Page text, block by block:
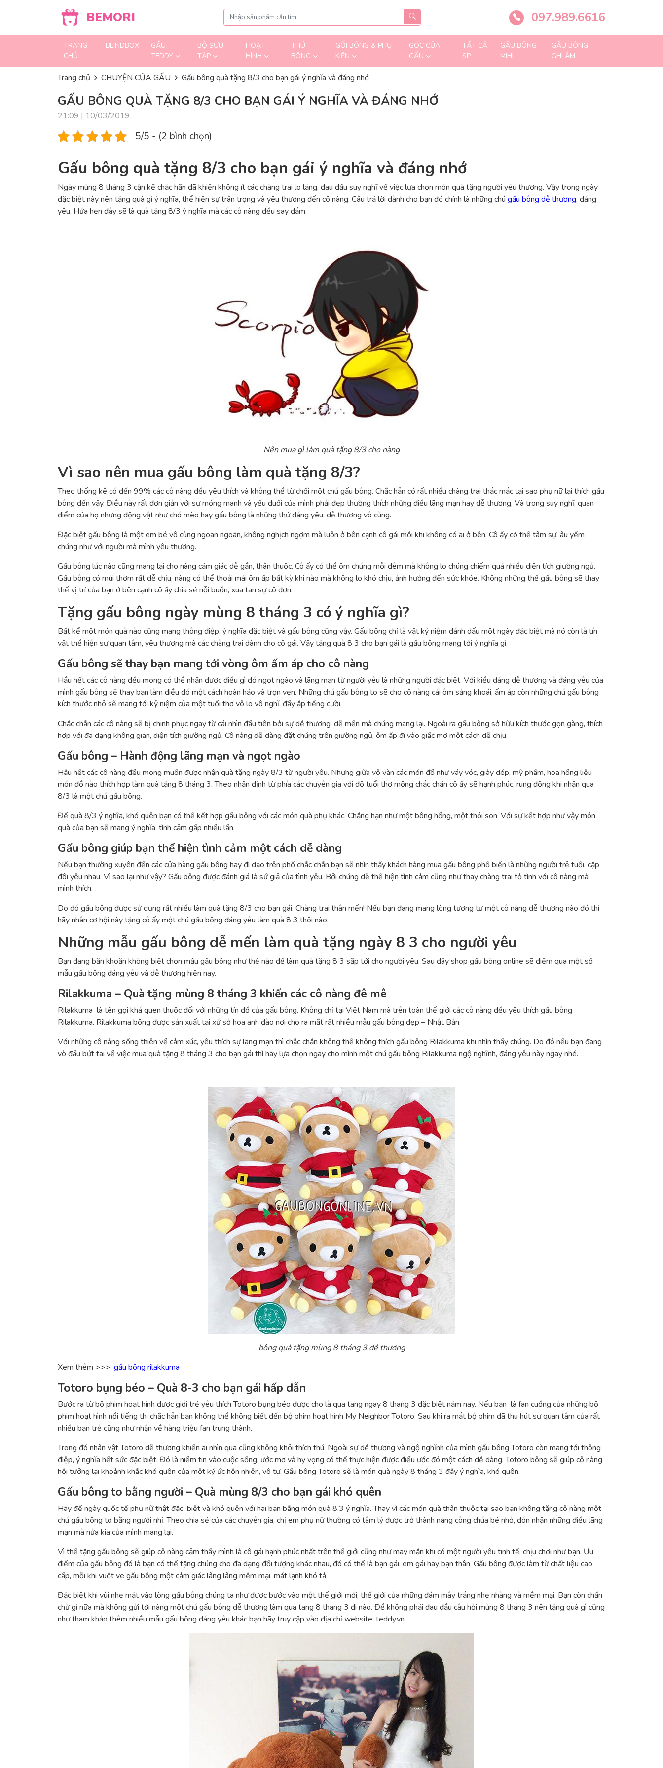
BEMORI 097.989.6616
TRANG
CHỦ
BLINDBOX
GẤU
TEDDY
BỘ SƯU
TẬP
HOẠT
HÌNH
THÚ
BÔNG
GỐI BÔNG & PHỤ
KIỆN
GÓC CỦA
GẤU
TẤT CẢ
SP
GẤU BÔNG
MIHI
GẤU BÔNG
GHI ÂM
Trang chủ CHUYỆN CỦA GẤU Gấu bông quà tặng 8/3 cho bạn gái ý nghĩa và đáng nhớ
GẤU BÔNG QUÀ TẶNG 8/3 CHO BẠN GÁI Ý NGHĨA VÀ ĐÁNG NHỚ
21:09 | 10/03/2019
5/5 - (2 bình chọn)
Gấu bông quà tặng 8/3 cho bạn gái ý nghĩa và đáng nhớ
Ngày mùng 8 tháng 3 cận kề chắc hẳn đã khiến không ít các chàng trai lo lắng, đau đầu suy nghĩ về việc lựa chọn món quà tặng người yêu thương. Vậy trong ngày
đặc biệt này nên tặng quà gì ý nghĩa, thể hiện sự trân trọng và yêu thương đến cô nàng. Câu trả lời dành cho bạn đó chính là những chú gấu bông dễ thương, đáng
yêu. Hứa hẹn đây sẽ là quà tặng 8/3 ý nghĩa mà các cô nàng đều say đắm.
Nên mua gì làm quà tặng 8/3 cho nàng
Vì sao nên mua gấu bông làm quà tặng 8/3?
Theo thống kê có đến 99% các cô nàng đều yêu thích và không thể từ chối một chú gấu bông. Chắc hẳn có rất nhiều chàng trai thắc mắc tại sao phụ nữ lại thích gấu
bông đến vậy. Điều này rất đơn giản với sự mỏng manh và yếu đuối của mình phải đẹp thường thích những điều lãng mạn hay dễ thương. Và trong suy nghĩ, quan
điểm của họ nhưng động vật như chó mèo hay gấu bông là những thứ đáng yêu, dễ thương vô cùng.
Đặc biệt gấu bông là một em bé vô cùng ngoan ngoãn, không nghịch ngợm mà luôn ở bên cạnh cô gái mỗi khi không có ai ở bên. Cô ấy có thể tâm sự, âu yếm
chúng như với người mà mình yêu thương.
Gấu bông lúc nào cũng mang lại cho nàng cảm giác dễ gần, thân thuộc. Cô ấy có thể ôm chúng mỗi đêm mà không lo chúng chiếm quá nhiều diện tích giường ngủ.
Gấu bông có mùi thơm rất dễ chịu, nàng có thể thoải mái ôm ấp bất kỳ khi nào mà không lo khó chịu, ảnh hưởng đến sức khỏe. Không những thế gấu bông sẽ thay
thế vị trí của bạn ở bên cạnh cô ấy chia sẻ nỗi buồn, xua tan sự cô đơn.
Tặng gấu bông ngày mùng 8 tháng 3 có ý nghĩa gì?
Bất kể một món quà nào cũng mang thông điệp, ý nghĩa đặc biệt và gấu bông cũng vậy. Gấu bông chỉ là vật kỷ niệm đánh dấu một ngày đặc biệt mà nó còn là tín
vật thể hiện sự quan tâm, yêu thương mà các chàng trai dành cho cô gái. Vậy tặng quà 8 3 cho bạn gái là gấu bông mang tới ý nghĩa gì.
Gấu bông sẽ thay bạn mang tới vòng ôm ấm áp cho cô nàng
Hầu hết các cô nàng đều mong có thể nhận được điều gì đó ngọt ngào và lãng mạn từ người yêu là những người đặc biệt. Với kiểu dáng dễ thương và đáng yêu của
mình gấu bông sẽ thay bạn làm điều đó một cách hoàn hảo và trọn vẹn. Những chú gấu bông to sẽ cho cô nàng cái ôm sảng khoái, ấm áp còn những chú gấu bông
kích thước nhỏ sẽ mang tới kỷ niệm của một tuổi thơ vô lo vô nghĩ, đầy ắp tiếng cười.
Chắc chắn các cô nàng sẽ bị chinh phục ngay từ cái nhìn đầu tiên bởi sự dễ thương, dễ mến mà chúng mang lại. Ngoài ra gấu bông sở hữu kích thước gọn gàng, thích
hợp với đa dạng không gian, diện tích giường ngủ. Cô nàng dễ dàng đặt chúng trên giường ngủ, ôm ấp đi vào giấc mơ một cách dễ chịu.
Gấu bông – Hành động lãng mạn và ngọt ngào
Hầu hết các cô nàng đều mong muốn được nhận quà tặng ngày 8/3 từ người yêu. Nhưng giữa vô vàn các món đồ như váy vóc, giày dép, mỹ phẩm, hoa hồng liệu
món đồ nào thích hợp làm quà tặng 8 tháng 3. Theo nhận định từ phía các chuyên gia với độ tuổi thơ mộng chắc chắn cô ấy sẽ hạnh phúc, rung động khi nhận qua
8/3 là một chú gấu bông.
Để quà 8/3 ý nghĩa, khó quên bạn có thể kết hợp gấu bông với các món quà phụ khác. Chẳng hạn như một bông hồng, một thỏi son. Với sự kết hợp như vậy món
quà của bạn sẽ mang ý nghĩa, tình cảm gấp nhiều lần.
Gấu bông giúp bạn thể hiện tình cảm một cách dễ dàng
Nếu bạn thường xuyên đến các cửa hàng gấu bông hay đi dạo trên phố chắc chắn bạn sẽ nhìn thấy khách hàng mua gấu bông phổ biến là những người trẻ tuổi, cặp
đôi yêu nhau. Vì sao lại như vậy? Gấu bông được đánh giá là sứ giả của tình yêu. Bởi chúng dễ thể hiện tình cảm cũng như thay chàng trai tỏ tình với cô nàng mà
mình thích.
Do đó gấu bông được sử dụng rất nhiều làm quà tặng 8/3 cho bạn gái. Chàng trai thân mến! Nếu bạn đang mang lòng tương tư một cô nàng dễ thương nào đó thì
hãy nhân cơ hội này tặng cô ấy một chú gấu bông đáng yêu làm quà 8 3 thôi nào.
Những mẫu gấu bông dễ mến làm quà tặng ngày 8 3 cho người yêu
Bạn đang băn khoăn không biết chọn mẫu gấu bông như thế nào để làm quà tặng 8 3 sắp tới cho người yêu. Sau đây shop gấu bông online sẽ điểm qua một số
mẫu gấu bông đáng yêu và dễ thương hiện nay.
Rilakkuma – Quà tặng mùng 8 tháng 3 khiến các cô nàng đê mê
Rilakkuma là tên gọi khá quen thuộc đối với những tín đồ của gấu bông. Không chỉ tại Việt Nam mà trên toàn thế giới các cô nàng đều yêu thích gấu bông
Rilakkuma. Rilakkuma bông được sản xuất tại xứ sở hoa anh đào nơi cho ra mắt rất nhiều mẫu gấu bông đẹp – Nhật Bản.
Với những cô nàng sống thiên về cảm xúc, yêu thích sự lãng mạn thì chắc chắn không thể không thích gấu bông Rilakkuma khi nhìn thấy chúng. Do đó nếu bạn đang
vò đầu bứt tai về việc mua quà tặng 8 tháng 3 cho bạn gái thì hãy lựa chọn ngay cho mình một chú gấu bông Rilakkuma ngộ nghĩnh, đáng yêu này ngay nhé.
bông quà tặng mùng 8 tháng 3 dễ thương
Xem thêm >>> gấu bông rilakkuma
Totoro bụng béo – Quà 8-3 cho bạn gái hấp dẫn
Bước ra từ bộ phim hoạt hình được giới trẻ yêu thích Totoro bụng béo được cho là qua tang ngay 8 thang 3 đặc biệt năm nay. Nếu bạn là fan cuồng của những bộ
phim hoạt hình nổi tiếng thì chắc hẳn bạn không thể không biết đến bộ phim hoạt hình My Neighbor Totoro. Sau khi ra mắt bộ phim đã thu hút sự quan tâm của rất
nhiều bạn trẻ cũng như nhận về hàng triệu fan trung thành.
Trong đó nhân vật Totoro dễ thương khiến ai nhìn qua cũng không khỏi thích thú. Ngoài sự dễ thương và ngộ nghĩnh của mình gấu bông Totoro còn mang tới thông
điệp, ý nghĩa hết sức đặc biệt. Đó là niềm tin vào cuộc sống, ước mơ và hy vọng có thể thực hiện được điều ước đó một cách dễ dàng. Totoro bông sẽ giúp cô nàng
hồi tưởng lại khoảnh khắc khó quên của một ký ức hồn nhiên, vô tư. Gấu bông Totoro sẽ là món quà ngày 8 tháng 3 đầy ý nghĩa, khó quên.
Gấu bông to bằng người – Quà mùng 8/3 cho bạn gái khó quên
Hãy để ngày quốc tế phụ nữ thật đặc biệt và khó quên với hai bạn bằng món quà 8.3 ý nghĩa. Thay vì các món quà thân thuộc tại sao bạn không tặng cô nàng một
chú gấu bông to bằng người nhỉ. Theo chia sẻ của các chuyên gia, chị em phụ nữ thường có tâm lý được trở thành nàng công chúa bé nhỏ, đón nhận những điều lãng
mạn mà nửa kia của mình mang lại.
Vì thế tặng gấu bông sẽ giúp cô nàng cảm thấy mình là cô gái hạnh phúc nhất trên thế giới cũng như may mắn khi có một người yêu tinh tế, chịu chơi như bạn. Ưu
điểm của gấu bông đó là bạn có thể tặng chúng cho đa dạng đối tượng khác nhau, đó có thể là bạn gái, em gái hay bạn thân. Gấu bông được làm từ chất liệu cao
cấp, mỗi khi vuốt ve gấu bông một cảm giác lâng lâng mềm mại, mát lạnh khó tả.
Đặc biệt khi vùi nhẹ mặt vào lòng gấu bông chúng ta như được bước vào một thế giới mới, thế giới của những đám mây trắng nhẹ nhàng và mềm mại. Bạn còn chần
chừ gì nữa mà không gửi tới nàng một chú gấu bông dễ thương làm qua tang 8 thang 3 đi nào. Để không phải đau đầu câu hỏi mùng 8 tháng 3 nên tặng quà gì cũng
như tham khảo thêm nhiều mẫu gấu bông đáng yêu khác bạn hãy truy cập vào địa chỉ website: teddy.vn.